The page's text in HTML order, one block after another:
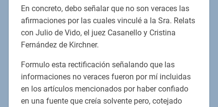
En concreto, debo señalar que no son veraces las
afirmaciones por las cuales vinculé a la Sra. Relats
con Julio de Vido, el juez Casanello y Cristina
Fernández de Kirchner.
Formulo esta rectificación señalando que las
informaciones no veraces fueron por mí incluidas
en los artículos mencionados por haber confiado
en una fuente que creía solvente pero, cotejado